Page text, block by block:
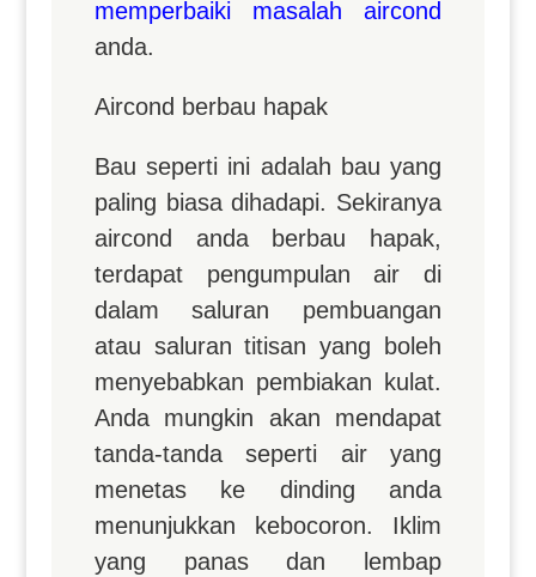
memperbaiki masalah aircond
anda.
Aircond berbau hapak
Bau seperti ini adalah bau yang
paling biasa dihadapi. Sekiranya
aircond anda berbau hapak,
terdapat pengumpulan air di
dalam saluran pembuangan
atau saluran titisan yang boleh
menyebabkan pembiakan kulat.
Anda mungkin akan mendapat
tanda-tanda seperti air yang
menetas ke dinding anda
menunjukkan kebocoron. Iklim
yang panas dan lembap